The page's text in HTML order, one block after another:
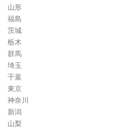
山形
福島
茨城
栃木
群馬
埼玉
千葉
東京
神奈川
新潟
山梨